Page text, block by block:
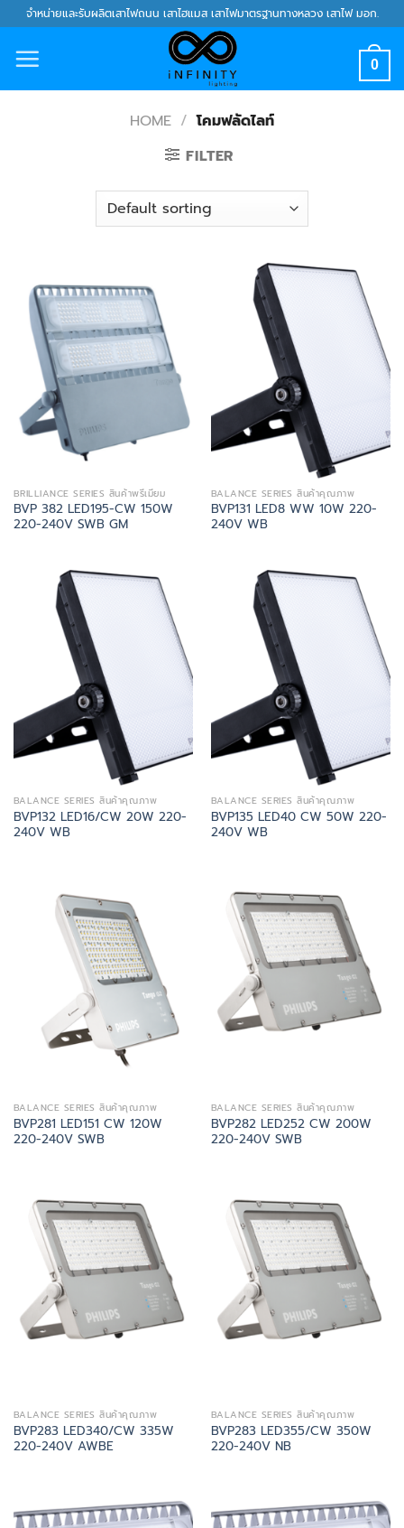
Skip
to
content
จำหน่ายและรับผลิตเสาไฟถนน เสาไฮแมส เสาไฟมาตรฐานทางหลวง เสาไฟ มอก.
0
HOME / โคมฟลัดไลท์
FILTER
BRILLIANCE SERIES สินค้าพรีเมี่ยม
BVP 382 LED195-CW 150W
220-240V SWB GM
BALANCE SERIES สินค้าคุณภาพ
BVP131 LED8 WW 10W 220-
240V WB
BALANCE SERIES สินค้าคุณภาพ
BVP132 LED16/CW 20W 220-
240V WB
BALANCE SERIES สินค้าคุณภาพ
BVP135 LED40 CW 50W 220-
240V WB
BALANCE SERIES สินค้าคุณภาพ
BVP281 LED151 CW 120W
220-240V SWB
BALANCE SERIES สินค้าคุณภาพ
BVP282 LED252 CW 200W
220-240V SWB
BALANCE SERIES สินค้าคุณภาพ
BVP283 LED340/CW 335W
220-240V AWBE
BALANCE SERIES สินค้าคุณภาพ
BVP283 LED355/CW 350W
220-240V NB